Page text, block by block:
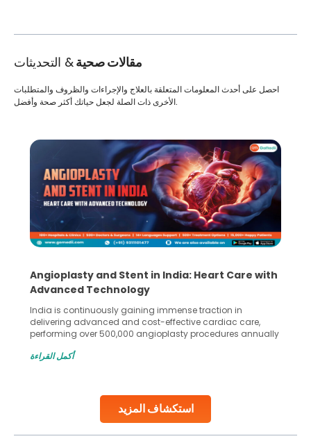
مقالات صحية& التحديثات
استكشاف المزيد
احصل على أحدث المعلومات المتعلقة بالعلاج والإجراءات والظروف والمتطلبات
الأخرى ذات الصلة لجعل حياتك أكثر صحة وأفضل.
Angioplasty and Stent in India: Heart Care with
Advanced Technology
India is continuously gaining immense traction in
delivering advanced and cost-effective cardiac care,
performing over 500,000 angioplasty procedures annually
globe are searching for treatments like angioplasty and
Studies, such as one published
أكمل القراءة